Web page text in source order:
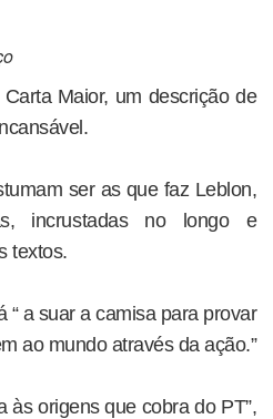
Maior, um descrição de
ser as que faz Leblon,
incrustadas no longo e
textos.
“ a suar a camisa para provar
ao mundo através da ação.”
às origens que cobra do PT”,